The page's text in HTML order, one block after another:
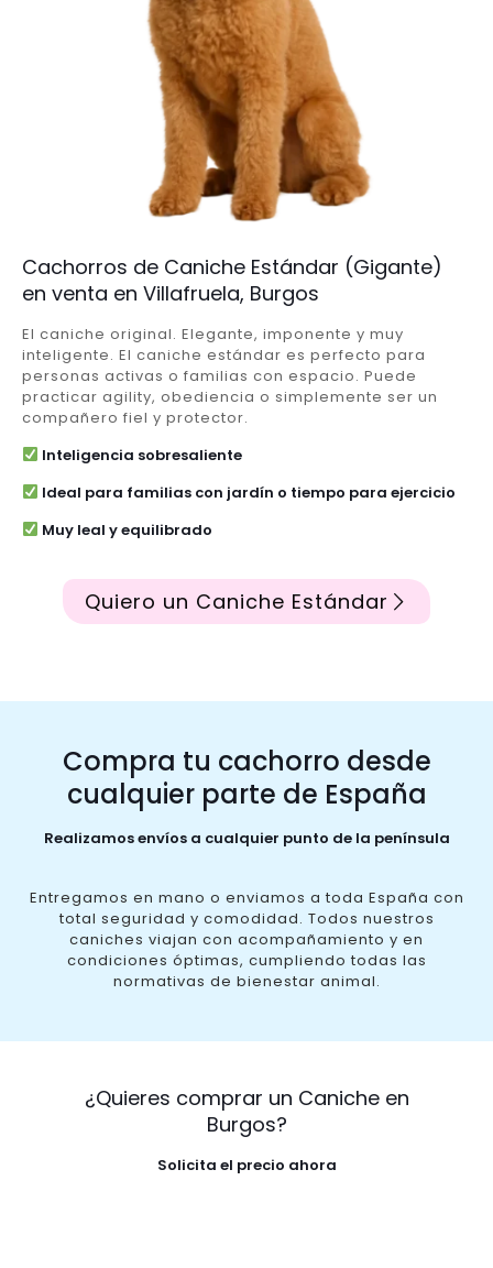
Cachorros de Caniche Estándar (Gigante)
en venta en Villafruela, Burgos
El caniche original. Elegante, imponente y muy
inteligente. El caniche estándar es perfecto para
personas activas o familias con espacio. Puede
practicar agility, obediencia o simplemente ser un
compañero fiel y protector.
Inteligencia sobresaliente
Ideal para familias con jardín o tiempo para ejercicio
Muy leal y equilibrado
Quiero un Caniche Estándar
Compra tu cachorro desde
cualquier parte de España
Realizamos envíos a cualquier punto de la península
Entregamos en mano o enviamos a toda España con
total seguridad y comodidad. Todos nuestros
caniches viajan con acompañamiento y en
condiciones óptimas, cumpliendo todas las
normativas de bienestar animal.
¿Quieres comprar un Caniche en
Burgos?
Solicita el precio ahora